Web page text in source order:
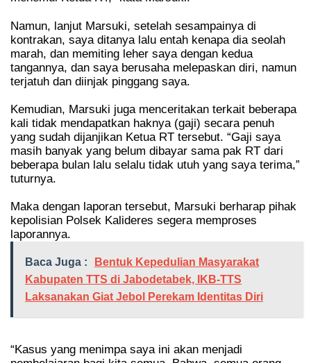
Namun, lanjut Marsuki, setelah sesampainya di
kontrakan, saya ditanya lalu entah kenapa dia seolah
marah, dan memiting leher saya dengan kedua
tangannya, dan saya berusaha melepaskan diri, namun
terjatuh dan diinjak pinggang saya.
Kemudian, Marsuki juga menceritakan terkait beberapa
kali tidak mendapatkan haknya (gaji) secara penuh
yang sudah dijanjikan Ketua RT tersebut. “Gaji saya
masih banyak yang belum dibayar sama pak RT dari
beberapa bulan lalu selalu tidak utuh yang saya terima,”
tuturnya.
Maka dengan laporan tersebut, Marsuki berharap pihak
kepolisian Polsek Kalideres segera memproses
laporannya.
Baca Juga :
Bentuk Kepedulian Masyarakat
Kabupaten TTS di Jabodetabek, IKB-TTS
Laksanakan Giat Jebol Perekam Identitas Diri
“Kasus yang menimpa saya ini akan menjadi